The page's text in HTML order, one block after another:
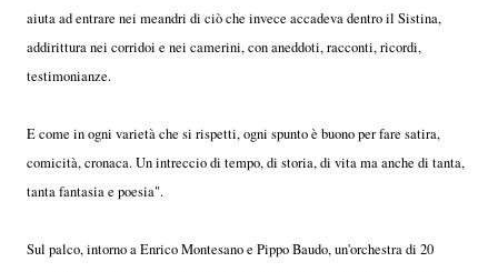
aiuta ad entrare nei meandri di ciò che invece accadeva dentro il Sistina,
addirittura nei corridoi e nei camerini, con aneddoti, racconti, ricordi,
testimonianze.
E come in ogni varietà che si rispetti, ogni spunto è buono per fare satira,
comicità, cronaca. Un intreccio di tempo, di storia, di vita ma anche di tanta,
tanta fantasia e poesia".
Sul palco, intorno a Enrico Montesano e Pippo Baudo, un'orchestra di 20